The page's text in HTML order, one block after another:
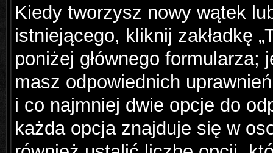
Kiedy tworzysz nowy wątek
istniejącego, kliknij zakładkę
poniżej głównego
masz odpowiednich
i co najmniej dwie opcje do
każda opcja znajduje się w